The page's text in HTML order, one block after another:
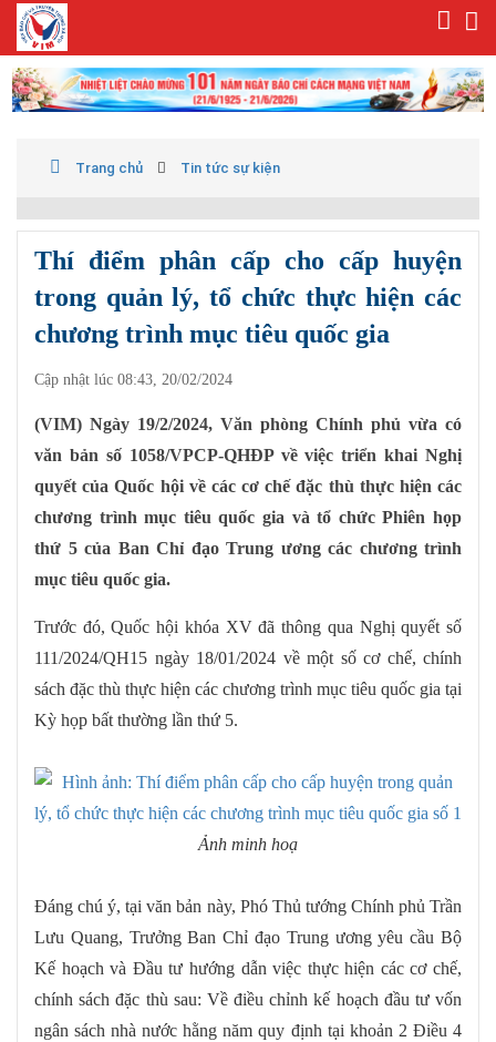
Trang chủ Tin tức sự kiện
Thí điểm phân cấp cho cấp huyện
trong quản lý, tổ chức thực hiện các
chương trình mục tiêu quốc gia
Cập nhật lúc 08:43, 20/02/2024
(VIM) Ngày 19/2/2024, Văn phòng Chính phủ vừa có
văn bản số 1058/VPCP-QHĐP về việc triển khai Nghị
quyết của Quốc hội về các cơ chế đặc thù thực hiện các
chương trình mục tiêu quốc gia và tổ chức Phiên họp
thứ 5 của Ban Chỉ đạo Trung ương các chương trình
mục tiêu quốc gia.
Trước đó, Quốc hội khóa XV đã thông qua Nghị quyết số
111/2024/QH15 ngày 18/01/2024 về một số cơ chế, chính
sách đặc thù thực hiện các chương trình mục tiêu quốc gia tại
Kỳ họp bất thường lần thứ 5.
Ảnh minh hoạ
Đáng chú ý, tại văn bản này, Phó Thủ tướng Chính phủ Trần
Lưu Quang, Trưởng Ban Chỉ đạo Trung ương yêu cầu Bộ
Kế hoạch và Đầu tư hướng dẫn việc thực hiện các cơ chế,
chính sách đặc thù sau: Về điều chỉnh kế hoạch đầu tư vốn
ngân sách nhà nước hằng năm quy định tại khoản 2 Điều 4